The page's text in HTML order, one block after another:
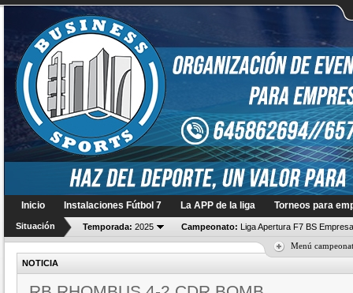
Inicio Instalaciones Fútbol 7 La APP de la liga Torneos para
Situación Temporada: 2025 Campeonato: Liga Apertura F7 BS
Menú
NOTICIA